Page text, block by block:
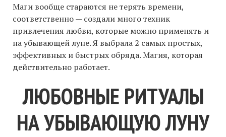
Маги вообще стараются не терять времени,
соответственно — создали много техник
привлечения любви, которые можно применять и
на убывающей луне. Я выбрала 2 самых простых,
эффективных и быстрых обряда. Магия, которая
действительно работает.
ЛЮБОВНЫЕ РИТУАЛЫ
НА УБЫВАЮЩУЮ ЛУНУ